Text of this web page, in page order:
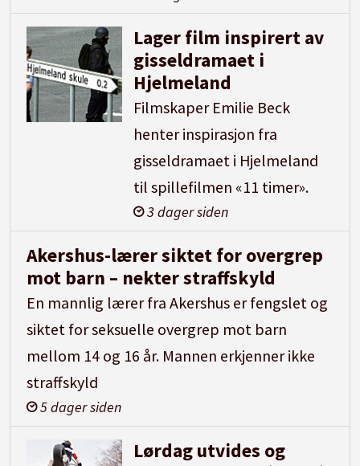
Lager film inspirert av
gisseldramaet i
Hjelmeland
Filmskaper Emilie Beck
henter inspirasjon fra
gisseldramaet i Hjelmeland
til spillefilmen «11 timer».
3 dager siden
Akershus-lærer siktet for overgrep
mot barn – nekter straffskyld
En mannlig lærer fra Akershus er fengslet og
siktet for seksuelle overgrep mot barn
mellom 14 og 16 år. Mannen erkjenner ikke
straffskyld
5 dager siden
Lørdag utvides og